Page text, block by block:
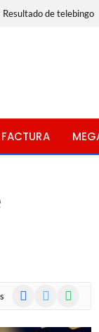
Resultado de telebingo
Facebook WhatsApp